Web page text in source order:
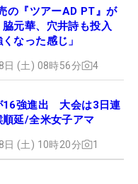
の『ツアーAD PT』が
元華、穴井詩も投入
くなった感じ」
日 (土) 08時56分 4
16強進出 大会は3日連
順延/全米女子アマ
日 (土) 10時20分 1